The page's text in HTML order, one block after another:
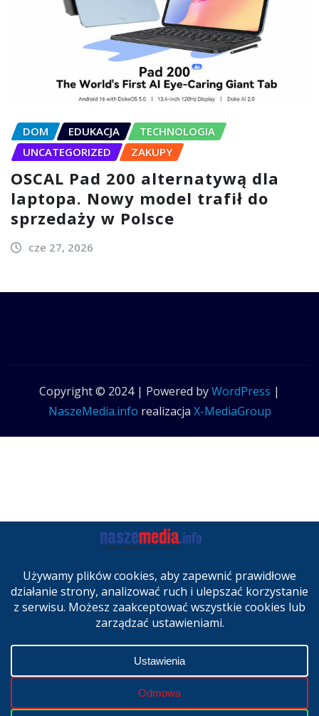
DOM EDUKACJA
TECHNOLOGIA
UNCATEGORIZED
ZAKUPY
OSCAL Pad 200 alternatywą dla
laptopa. Nowy model trafił do
sprzedaży w Polsce
cze 27, 2026
Copyright © 2024 | Powered byWordPress |
NaszeMedia.info realizacja X-MediaGroup